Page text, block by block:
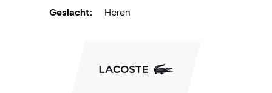
Geslacht:
Heren